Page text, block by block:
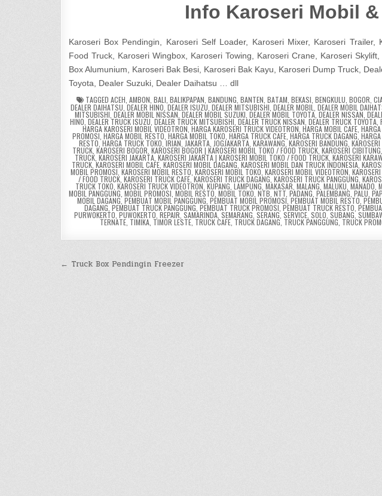
Info Karoseri Mobil
Karoseri Box Pendingin, Karoseri Self Loader, Karoseri Mixer, Karoseri Trailer,
Food Truck, Karoseri Wingbox, Karoseri Towing, Karoseri Crane, Karoseri
Box Alumunium, Karoseri Bak Besi, Karoseri Bak Kayu, Karoseri Dump Truck,
Toyota, Dealer Suzuki, Dealer Daihatsu … dll
TAGGED ACEH AMBON BALI BALIKPAPAN BANDUNG BANTEN BATAM BEKASI BENGKULU BOGOR
DEALER DAIHATSU ,DEALER HINO ,DEALER ISUZU ,DEALER MITSUBISHI ,DEALER MOBIL ,DEALER MOBIL
MITSUBISHI ,DEALER MOBIL NISSAN ,DEALER MOBIL SUZUKI ,DEALER MOBIL TOYOTA ,DEALER NISSAN ,
HINO DEALER TRUCK ISUZU DEALER TRUCK MITSUBISHI DEALER TRUCK NISSAN DEALER TRUCK TOYOTA,
HARGA KAROSERI MOBIL VIDEOTRON ,HARGA KAROSERI TRUCK VIDEOTRON ,HARGA MOBIL CAFE ,
PROMOSI HARGA MOBIL RESTO HARGA MOBIL TOKO HARGA TRUCK CAFE, HARGA TRUCK DAGANG,
RESTO ,HARGA TRUCK TOKO ,IRIAN JAKARTA JOGJAKARTA ,KARAWANG ,KAROSERI BANDUNG ,
TRUCK ,KAROSERI BOGOR ,KAROSERI BOGOR | KAROSERI MOBIL TOKO / FOOD TRUCK ,KAROSERI CIBITUNG
TRUCK, KAROSERI JAKARTA, KAROSERI JAKARTA | KAROSERI MOBIL TOKO / FOOD TRUCK, KAROSERI
TRUCK ,KAROSERI MOBIL CAFE ,KAROSERI MOBIL DAGANG ,KAROSERI MOBIL DAN TRUCK INDONESIA ,
MOBIL PROMOSI KAROSERI MOBIL RESTO KAROSERI MOBIL TOKO KAROSERI MOBIL VIDEOTRON
/ FOOD TRUCK ,KAROSERI TRUCK CAFE,KAROSERI TRUCK DAGANG ,KAROSERI TRUCK PANGGUNG ,
TRUCK TOKO ,KAROSERI TRUCK VIDEOTRON ,KUPANG ,LAMPUNG ,MAKASAR ,MALANG ,MALUKU ,MANADO ,
MOBIL PANGGUNG MOBIL PROMOSI MOBIL RESTO MOBIL TOKO NTB NTT, PADANG PALEMBANG PALU
MOBIL DAGANG, PEMBUAT MOBIL PANGGUNG PEMBUAT MOBIL PROMOSI, PEMBUAT MOBIL RESTO
DAGANG PEMBUAT TRUCK PANGGUNG PEMBUAT TRUCK PROMOSI PEMBUAT TRUCK RESTO
PURWOKERTO PUWOKERTO REPAIR SAMARINDA, SEMARANG SERANG, SERVICE, SOLO SUBANG,
TERNATE TIMIKA TIMOR LESTE TRUCK CAFE TRUCK DAGANG, TRUCK PANGGUNG TRUCK
Post
← Truck Box Pendingin Freezer